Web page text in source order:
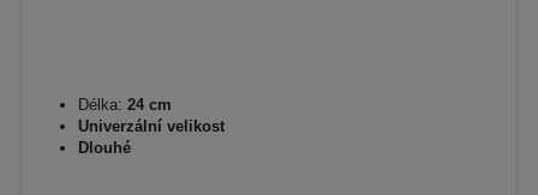
Délka: 24 cm
Univerzální velikost
Dlouhé